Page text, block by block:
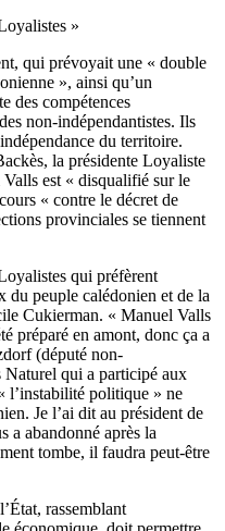
»
qui prévoyait une « double
», ainsi qu’un
des compétences
non-indépendantistes. Ils
du territoire.
la présidente Loyaliste
est « disqualifié sur le
« contre le décret de
provinciales se tiennent
qui préfèrent
du peuple calédonien et de la
Cukierman. « Manuel Valls
préparé en amont, donc ça a
(député non-
Naturel qui a participé aux
l’instabilité politique » ne
Je l’ai dit au président de
a abandonné après la
tombe, il faudra peut-être
rassemblant